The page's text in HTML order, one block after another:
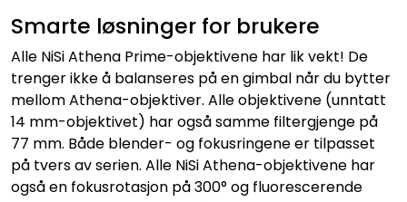
Smarte løsninger for brukere
Alle NiSi Athena Prime-objektivene har lik vekt! De
trenger ikke å balanseres på en gimbal når du bytter
mellom Athena-objektiver. Alle objektivene (unntatt
14 mm-objektivet) har også samme filtergjenge på
77 mm. Både blender- og fokusringene er tilpasset
på tvers av serien. Alle NiSi Athena-objektivene har
også en fokusrotasjon på 300° og fluorescerende